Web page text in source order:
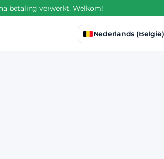
betaling verwerkt. Welkom!
Taal selecteren
Nederlands (België)